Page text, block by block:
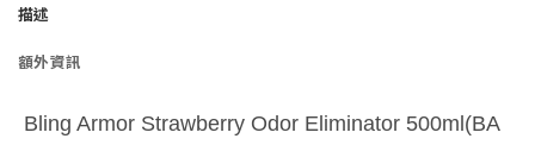
描述
額外資訊
Bling Armor Strawberry Odor Eliminator 500ml(BA